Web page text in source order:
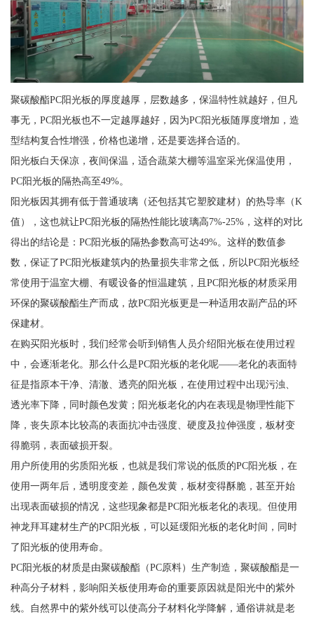
聚碳酸酯PC阳光板的厚度越厚，层数越多，保温特性就越好，但凡
事无，PC阳光板也不一定越厚越好，因为PC阳光板随厚度增加，造
型结构复合性增强，价格也递增，还是要选择合适的。
阳光板白天保凉，夜间保温，适合蔬菜大棚等温室采光保温使用，
PC阳光板的隔热高至49%。
阳光板因其拥有低于普通玻璃（还包括其它塑胶建材）的热导率（K
值），这也就让PC阳光板的隔热性能比玻璃高7%-25%，这样的对比
得出的结论是：PC阳光板的隔热参数高可达49%。这样的数值参
数，保证了PC阳光板建筑内的热量损失非常之低，所以PC阳光板经
常使用于温室大棚、有暖设备的恒温建筑，且PC阳光板的材质采用
环保的聚碳酸酯生产而成，故PC阳光板更是一种适用农副产品的环
保建材。
在购买阳光板时，我们经常会听到销售人员介绍阳光板在使用过程
中，会逐渐老化。那么什么是PC阳光板的老化呢——老化的表面特
征是指原本干净、清澈、透亮的阳光板，在使用过程中出现污浊、
透光率下降，同时颜色发黄；阳光板老化的内在表现是物理性能下
降，丧失原本比较高的表面抗冲击强度、硬度及拉伸强度，板材变
得脆弱，表面破损开裂。
用户所使用的劣质阳光板，也就是我们常说的低质的PC阳光板，在
使用一两年后，透明度变差，颜色发黄，板材变得酥脆，甚至开始
出现表面破损的情况，这些现象都是PC阳光板老化的表现。但使用
神龙拜耳建材生产的PC阳光板，可以延缓阳光板的老化时间，同时
了阳光板的使用寿命。
PC阳光板的材质是由聚碳酸酯（PC原料）生产制造，聚碳酸酯是一
种高分子材料，影响阳关板使用寿命的重要原因就是阳光中的紫外
线。自然界中的紫外线可以使高分子材料化学降解，通俗讲就是老